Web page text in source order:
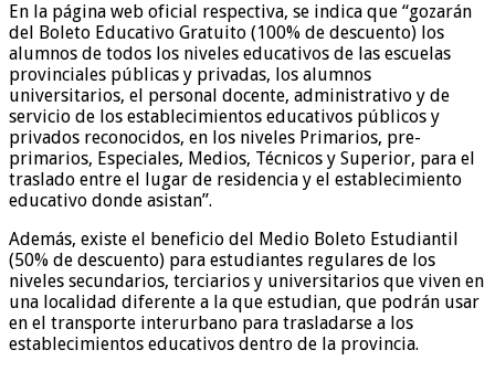
En la página web oficial respectiva, se indica que “gozarán
del Boleto Educativo Gratuito (100% de descuento) los
alumnos de todos los niveles educativos de las escuelas
provinciales públicas y privadas, los alumnos
universitarios, el personal docente, administrativo y de
servicio de los establecimientos educativos públicos y
privados reconocidos, en los niveles Primarios, pre-
primarios, Especiales, Medios, Técnicos y Superior, para el
traslado entre el lugar de residencia y el establecimiento
educativo donde asistan”.
Además, existe el beneficio del Medio Boleto Estudiantil
(50% de descuento) para estudiantes regulares de los
niveles secundarios, terciarios y universitarios que viven en
una localidad diferente a la que estudian, que podrán usar
en el transporte interurbano para trasladarse a los
establecimientos educativos dentro de la provincia.